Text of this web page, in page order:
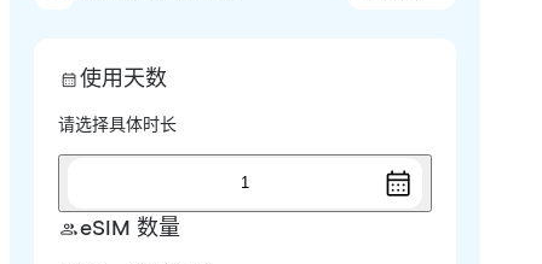
使用天数
请选择具体时长
1
eSIM 数量